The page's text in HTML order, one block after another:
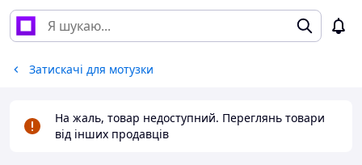
Затискачі для мотузки
На жаль, товар недоступний. Переглянь товари
від інших продавців